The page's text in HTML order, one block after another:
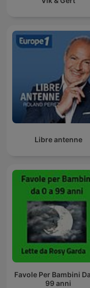
Libre antenne
Favole Per Bambini
99 anni